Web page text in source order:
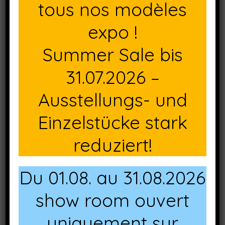
décompression (sauf 200x200cm), toile 100%
acrylique, couverture démontable et lavable, étui de
protection fourni gracieusement.
Parasol 200x200cm (mât Ø45mm, 4 baleines)
Réf. KF-0403644+ coloris
Parasol 250x250cm (mât Ø45mm, 8 baleines)
Réf. KF-0403844+ coloris
Parasol Ø250cm (mât Ø45mm, 8 baleines)
Parasol 300x200cm (mât Ø45mm, 8 baleines)
Réf. KF-0405544+ coloris
tous nos modèles
expo !
Summer Sale bis
31.07.2026 –
Ausstellungs- und
Einzelstücke stark
reduziert!
Du 01.08. au 31.08.2026
show room ouvert